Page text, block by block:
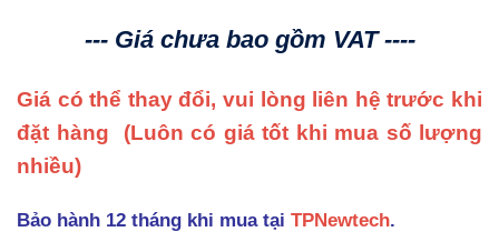
--- Giá chưa bao gồm VAT ----
Giá có thể thay đổi, vui lòng liên hệ trước khi
đặt hàng (Luôn có giá tốt khi mua số lượng
nhiều)
Bảo hành 12 tháng khi mua tại TPNewtech.